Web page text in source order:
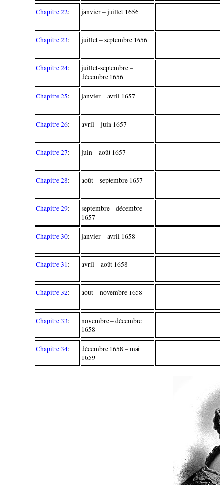
Chapitre 22: janvier – juillet 1656
Chapitre 23: juillet – septembre 1656
Chapitre 24:
juillet-septembre –
décembre 1656
Chapitre 25: janvier – avril 1657
Chapitre 26: avril – juin 1657
Chapitre 27: juin – août 1657
Chapitre 28: août – septembre 1657
Chapitre 29:
septembre – décembre
1657
Chapitre 30: janvier – avril 1658
Chapitre 31 : avril – août 1658
Chapitre 32: août – novembre 1658
Chapitre 33:
novembre – décembre
1658
Chapitre 34:
décembre 1658 – mai
1659